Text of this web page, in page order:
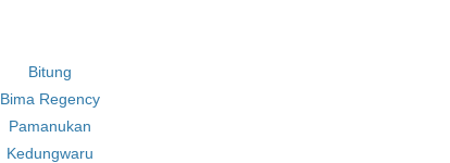
Bitung
Bima Regency
Pamanukan
Kedungwaru